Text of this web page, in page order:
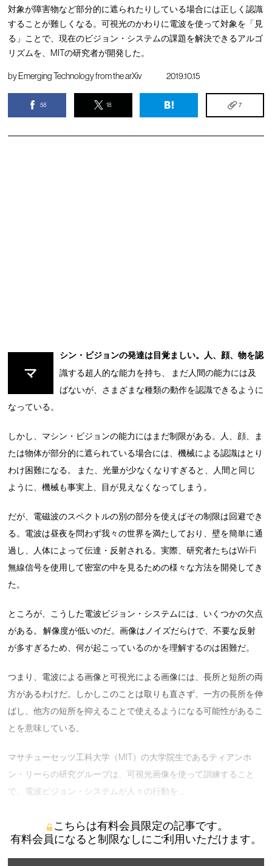
対象が障害物など部分的に遮られたりしている場合には正しく認識
することが難しくなる。可視光のかわりに電波を使って対象を「見
る」ことで、現在のビジョン・システムの課題を解決できるアルゴ
リズムを、MITの研究者が開発した。
byEmerging Technology from the arXiv 2019.10.15
58 18 7
マ
シン・ビジョンの発達は目覚ましい。人、顔、物を認
識する超人的な能力を持ち、 まだ人間の能力には及
ばないが、さまざまな種類の動作を認識できるように
なっている。
しかし、マシン・ビジョンの能力にはまだ制限がある。人、顔、ま
たは物体が部分的に遮られている場合には、機械による認識はとり
わけ困難になる。 また、光量が少なくなりすぎると、人間と同じ
ように、機械も事実上、目が見えなくなってしまう。
だが、電磁波のスペクトルの別の部分を使えばその制限は回避でき
る。電波は昼夜を問わず我々の世界を満たしており、壁を簡単に通
過し、人体によって伝達・反射される。実際、研究者たちはWi-Fi
無線信号を使用して密室の中を見るための様々な方法を開発してき
た。
ところが、こうした電波ビジョン・システムには、いくつかの欠点
がある。 解像度が低いのだ。画像はノイズだらけで、不要な反射
が多すぎるため、何が起こっているのかを理解するのは困難だ。
つまり、電波による画像と可視光による画像には、長所と短所の両
方があるわけだ。しかしこのことは取りも直さず、一方の長所を伸
ばし、他方の短所を抑えることで使えるようになる可能性があるこ
とを意味している。
マサチューセッツ工科大学（MIT）の大学院生であるティアンホ
ン・リーらの研究グループは、可視光画像を使って訓練すること
で、電波ビジョン・システムが人々の行動を …
こちらは有料会員限定の記事です。
有料会員になると制限なしにご利用いただけます。